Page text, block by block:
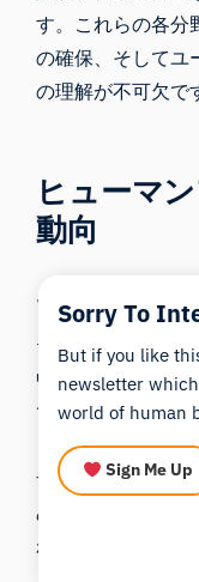
す。これらの各分
の確保、そしてユ
の理解が不可欠で
ヒューマ
動向
テクノロジー
テクノロジーがか
中、ヒューマンフ
ています。バーチ
トデバイスとい
ザー体験、安全性
めに、ヒューマン
れます。これらの
この記事について質問
この記事を要約
これをどう応用できま
Sorry To
But if you like
newsletter
world of human
Sign Me Up